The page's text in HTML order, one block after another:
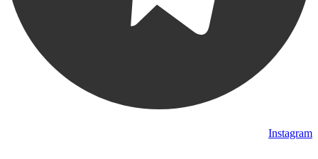
Instagram